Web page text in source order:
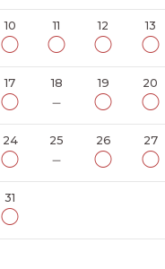
10
◯
11
◯
12
◯
13
◯
17
◯
18
－
19
◯
20
◯
24
◯
25
－
26
◯
27
◯
31
◯